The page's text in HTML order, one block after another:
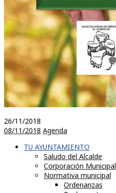
26/11/2018
08/11/2018 Agenda
TU AYUNTAMIENTO
Saludo del Alcalde
Corporación Municipal
Normativa municipal
Ordenanzas